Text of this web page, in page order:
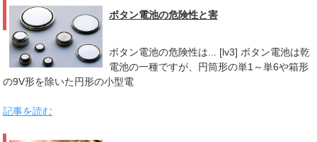
ボタン電池の危険性と害
ボタン電池の危険性は... [lv3] ボタン電池は乾
電池の一種ですが、円筒形の単1～単6や箱形
の9V形を除いた円形の小型電
記事を読む